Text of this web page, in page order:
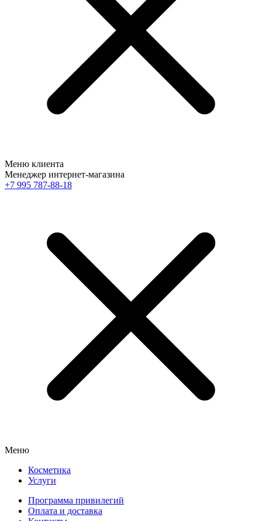
Меню клиента
Менеджер интернет-магазина
+7 995 787-88-18
Меню
Косметика
Услуги
Программа привилегий
Оплата и доставка